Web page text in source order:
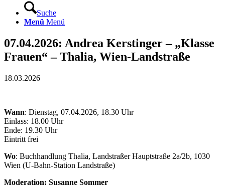
Suche
Menü Menü
07.04.2026: Andrea Kerstinger – „Klasse
Frauen“ – Thalia, Wien-Landstraße
18.03.2026
Wann: Dienstag, 07.04.2026, 18.30 Uhr
Einlass: 18.00 Uhr
Ende: 19.30 Uhr
Eintritt frei
Wo: Buchhandlung Thalia, Landstraßer Hauptstraße 2a/2b, 1030
Wien (U-Bahn-Station Landstraße)
Moderation: Susanne Sommer